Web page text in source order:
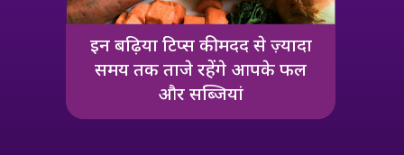
इन बढ़िया टिप्स की मदद से ज़्यादा
समय तक ताजे रहेंगे आपके फल
और सब्जियां